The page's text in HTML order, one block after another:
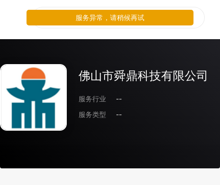
佛山市舜鼎科技有限公司
服务行业
--
服务类型
--
服务异常，请稍候再试